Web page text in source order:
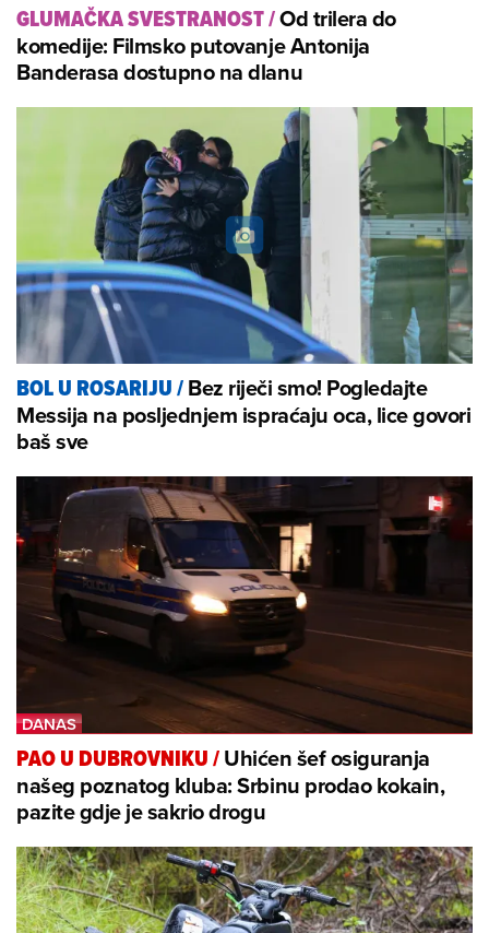
GLUMAČKA SVESTRANOST/Od trilera do
komedije: Filmsko putovanje Antonija
Banderasa dostupno na dlanu
BOL U ROSARIJU/Bez riječi smo! Pogledajte
Messija na posljednjem ispraćaju oca, lice govori
baš sve
PAO U DUBROVNIKU/Uhićen šef osiguranja
našeg poznatog kluba: Srbinu prodao kokain,
pazite gdje je sakrio drogu